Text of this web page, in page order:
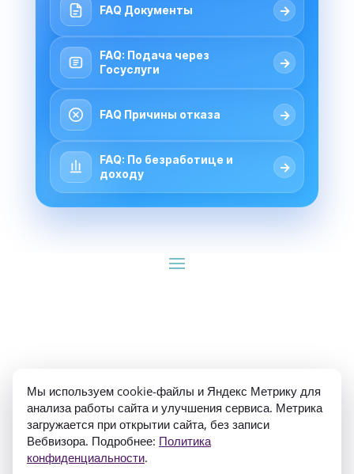
FAQ Документы →
FAQ: Подача через
Госуслуги
→
FAQ Причины отказа →
FAQ: По безработице и
доходу
→
ИП Гуляев Е.А. ОГРН 310784709900570 ИНН
781020474307
Мы используем cookie-файлы и Яндекс Метрику для
анализа работы сайта и улучшения сервиса. Метрика
загружается при открытии сайта, без записи
Вебвизора. Подробнее: Политика
конфиденциальности.